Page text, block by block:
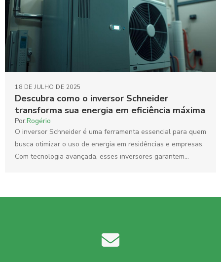
Descubra como o inversor Schneider
transforma sua energia em eficiência máxima
18 DE JULHO DE 2025
Por:Rogério
O inversor Schneider é uma ferramenta essencial para quem
busca otimizar o uso de energia em residências e empresas.
Com tecnologia avançada, esses inversores garantem...